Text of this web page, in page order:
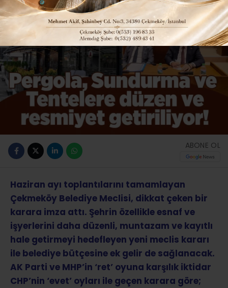
ABONE OL
Haziran ayı toplantılarını tamamlayan
Çekmeköy Belediye Meclisi, dikkat çeken bir
karara imza attı. Şehrin özellikle esnaf ve
işyerlerini daha düzenli, muntazam ve kayıtlı
hale getirmeyi hedefleyen yeni meclis kararı
ile belediye bütçesine ek gelir de sağlanacak.
AK Parti ve MHP’in ‘ret’ oyuna karşılık iktidar
CHP’nin ‘evet’ oyları ile geçen karara göre;